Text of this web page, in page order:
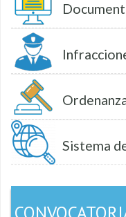
Sistema